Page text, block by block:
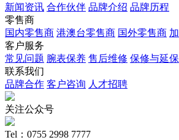
新闻资讯 合作伙伴 品牌介绍 品牌历程
零售商
国内零售商 港澳台零售商 国外零售商
客户服务
常见问题 腕表保养 售后维修 保修与延保
联系我们
品牌合作 客户咨询 人才招聘
关注公众号
Tel：0755 2998 7777